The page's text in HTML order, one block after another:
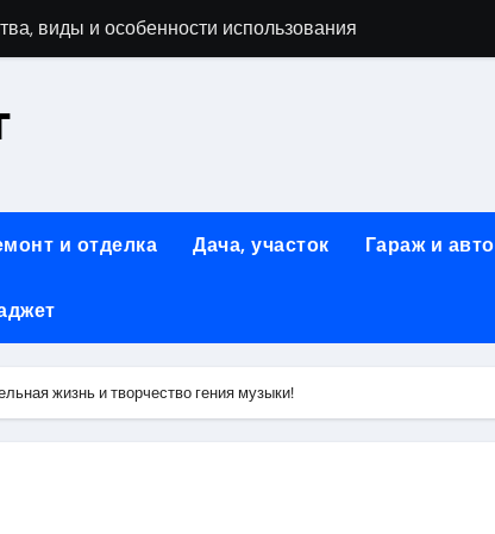
виды и особенности использования
помощник при ремонтных работах
к Успешному Реализации Ваших Идей
и практичность
Дома: Экологичность и Практичность
и отделка Дача, участок Гараж и авто
жизнь и творчество гения музыки!